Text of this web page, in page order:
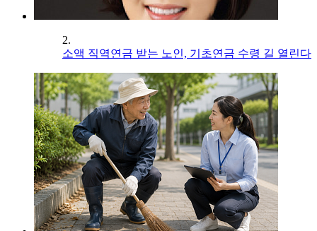
2.
소액 직역연금 받는 노인, 기초연금 수령 길 열린다